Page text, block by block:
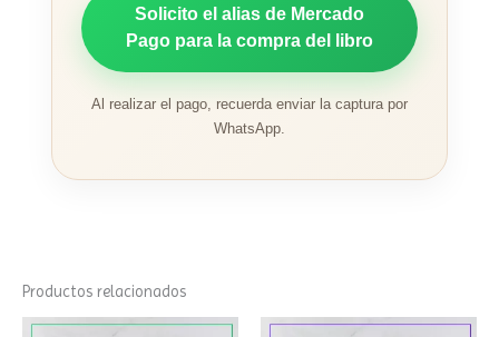
Solicito el alias de Mercado
Pago para la compra del libro
Al realizar el pago, recuerda enviar la captura por
WhatsApp.
Productos relacionados